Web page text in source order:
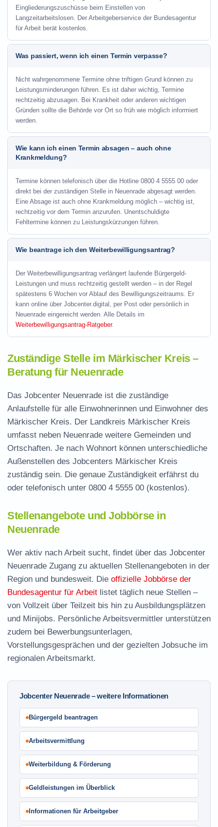
Eingliederungszuschüsse beim Einstellen von
Langzeitarbeitslosen. Der Arbeitgeberservice der Bundesagentur
für Arbeit berät kostenlos.
Was passiert, wenn ich einen Termin verpasse?
Nicht wahrgenommene Termine ohne triftigen Grund können zu
Leistungsminderungen führen. Es ist daher wichtig, Termine
rechtzeitig abzusagen. Bei Krankheit oder anderen wichtigen
Gründen sollte die Behörde vor Ort so früh wie möglich informiert
werden.
Wie kann ich einen Termin absagen – auch ohne
Krankmeldung?
Termine können telefonisch über die Hotline 0800 4 5555 00 oder
direkt bei der zuständigen Stelle in Neuenrade abgesagt werden.
Eine Absage ist auch ohne Krankmeldung möglich – wichtig ist,
rechtzeitig vor dem Termin anzurufen. Unentschuldigte
Fehltermine können zu Leistungskürzungen führen.
Wie beantrage ich den Weiterbewilligungsantrag?
Der Weiterbewilligungsantrag verlängert laufende Bürgergeld-
Leistungen und muss rechtzeitig gestellt werden – in der Regel
spätestens 6 Wochen vor Ablauf des Bewilligungszeitraums. Er
kann online über Jobcenter.digital, per Post oder persönlich in
Neuenrade eingereicht werden. Alle Details im
Weiterbewilligungsantrag-Ratgeber.
Zuständige Stelle im Märkischer Kreis –
Beratung für Neuenrade
Das Jobcenter Neuenrade ist die zuständige
Anlaufstelle für alle Einwohnerinnen und Einwohner des
Märkischer Kreis. Der Landkreis Märkischer Kreis
umfasst neben Neuenrade weitere Gemeinden und
Ortschaften. Je nach Wohnort können unterschiedliche
Außenstellen des Jobcenters Märkischer Kreis
zuständig sein. Die genaue Zuständigkeit erfährst du
oder telefonisch unter 0800 4 5555 00 (kostenlos).
Stellenangebote und Jobbörse in
Neuenrade
Wer aktiv nach Arbeit sucht, findet über das Jobcenter
Neuenrade Zugang zu aktuellen Stellenangeboten in der
Region und bundesweit. Die offizielle Jobbörse der
Bundesagentur für Arbeit listet täglich neue Stellen –
von Vollzeit über Teilzeit bis hin zu Ausbildungsplätzen
und Minijobs. Persönliche Arbeitsvermittler unterstützen
zudem bei Bewerbungsunterlagen,
Vorstellungsgesprächen und der gezielten Jobsuche im
regionalen Arbeitsmarkt.
Jobcenter Neuenrade – weitere Informationen
Bürgergeld beantragen
Arbeitsvermittlung
Weiterbildung & Förderung
Geldleistungen im Überblick
Informationen für Arbeitgeber